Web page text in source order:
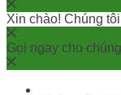
Xin chào! Chúng
Gọi ngay cho